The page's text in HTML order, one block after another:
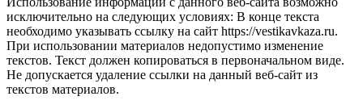
исключительно на следующих условиях: В конце текста
необходимо указывать ссылку на сайт https://vestikavkaza.ru.
При использовании материалов недопустимо изменение
текстов. Текст должен копироваться в первоначальном виде.
Не допускается удаление ссылки на данный веб-сайт из
текстов материалов.